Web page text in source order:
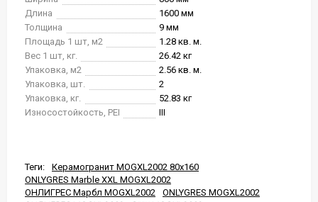
Длина
1600 мм
Толщина
9 мм
Площадь 1 шт, м2
1.28 кв. м.
Вес 1 шт, кг.
26.42 кг
Упаковка, м2
2.56 кв. м.
Упаковка, шт.
2
Упаковка, кг.
52.83 кг
Износостойкость, PEI
III
Теги:
Керамогранит MOGXL2002 80x160
ONLYGRES Marble XXL MOGXL2002
ОНЛИГРЕС Марбл MOGXL2002
ONLYGRES MOGXL2002